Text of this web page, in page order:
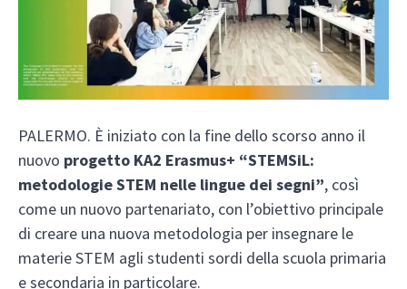
PALERMO. È iniziato con la fine dello scorso anno il
nuovo progetto KA2 Erasmus+ “STEMSiL:
metodologie STEM nelle lingue dei segni”, così
come un nuovo partenariato, con l’obiettivo principale
di creare una nuova metodologia per insegnare le
materie STEM agli studenti sordi della scuola primaria
e secondaria in particolare.